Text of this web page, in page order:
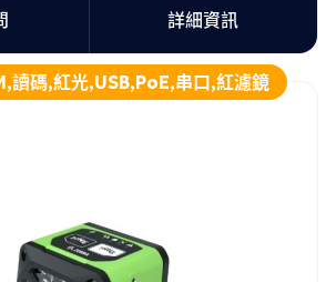
詳細資訊
讀碼,紅光,USB,PoE,串口,紅濾鏡